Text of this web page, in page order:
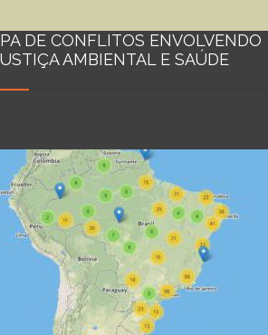
DE CONFLITOS ENVOLVENDO
AMBIENTAL E SAÚDE